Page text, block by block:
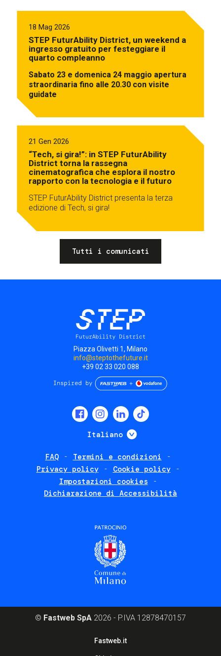
18 Mag 2026
STEP FuturAbility District, un weekend a
ingresso gratuito per festeggiare il
quarto compleanno
Sabato 23 e domenica 24 maggio apertura
straordinaria fino alle 20.30 con visite
guidate
21 Gen 2026
“Tech, si gira!”: in STEP FuturAbility
District torna la rassegna
cinematografica che esplora il nostro
rapporto con la tecnologia e il futuro
STEP FuturAbility District presenta la terza
edizione di Tech, si gira!
Tutti i comunicati
Piazza Olivetti 1, Milano
info@steptothefuture.it
+39 02 33 020 088
Italiano Mostra ulteriori
FAQ
Termini e condizioni
Privacy policy
Cookie policy
Impostazioni cookies
Dichiarazione di Accessibilità
© Fastweb SpA 2026 - P.IVA 12878470157
Fastweb.it